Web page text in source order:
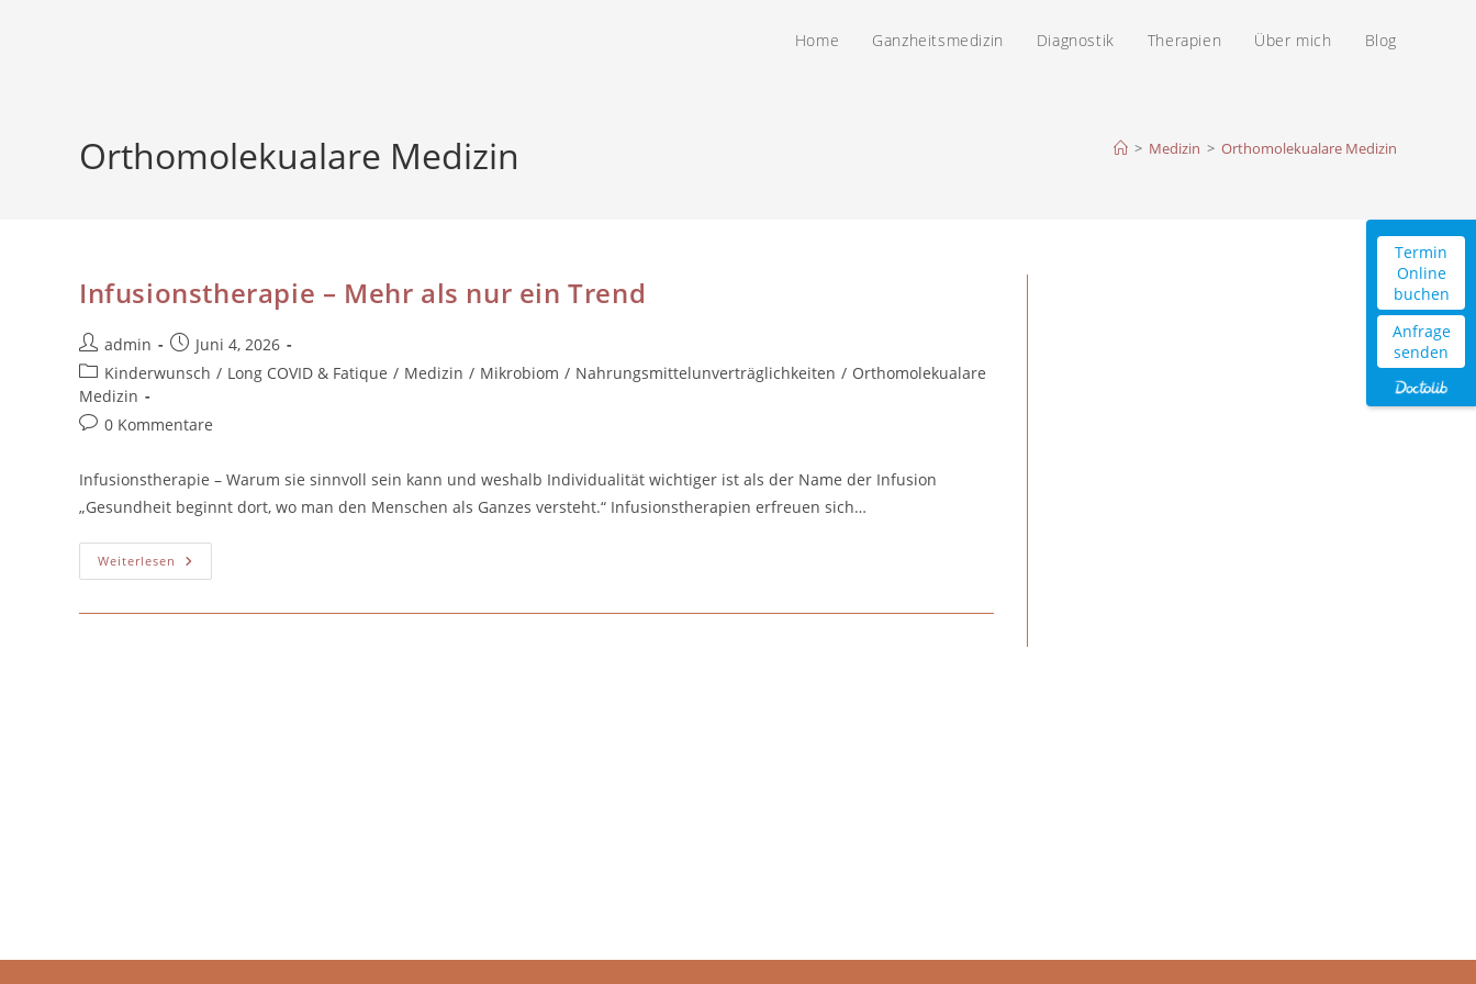
Termin
Online
buchen
Anfrage
senden
Home Ganzheitsmedizin Diagnostik Therapien Über mich Blog
Orthomolekualare Medizin > Medizin > Orthomolekualare Medizin
Infusionstherapie – Mehr als nur ein Trend
admin
Juni 4, 2026
Kinderwunsch / Long COVID & Fatique / Medizin / Mikrobiom / Nahrungsmittelunverträglichkeiten / Orthomolekualare
Medizin
0 Kommentare
Infusionstherapie – Warum sie sinnvoll sein kann und weshalb Individualität wichtiger ist als der Name der Infusion
„Gesundheit beginnt dort, wo man den Menschen als Ganzes versteht.“ Infusionstherapien erfreuen sich…
Weiterlesen